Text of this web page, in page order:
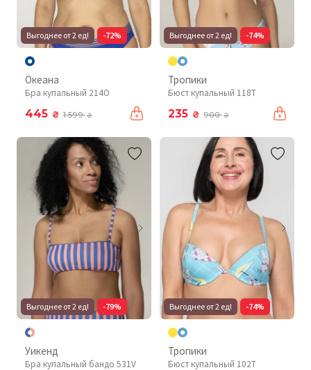
Выгоднее от 2 ед! -72%
Океана
Бра купальный 214O
445 ₴ 1 599₴
Выгоднее от 2 ед! -74%
Тропики
Бюст купальный 118T
235 ₴ 900₴
Выгоднее от 2 ед! -79%
Уикенд
Бра купальный бандо 531V
Выгоднее от 2 ед! -74%
Тропики
Бюст купальный 102T